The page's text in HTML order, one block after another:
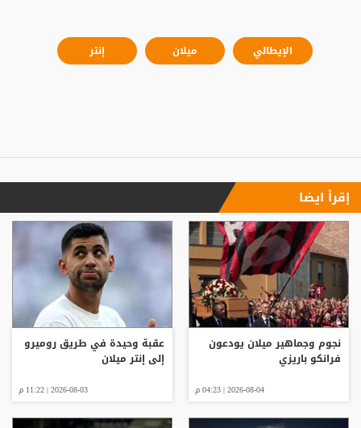
الإيطالي ميلان إنتر
إقرأ ايضا
نجوم وجماهير ميلان يودعون
فرانكو باريزي
2026-08-04 | 04:23 م
عقبة وحيدة في طريق روميرو
إلى إنتر ميلان
2026-08-03 | 11:22 م